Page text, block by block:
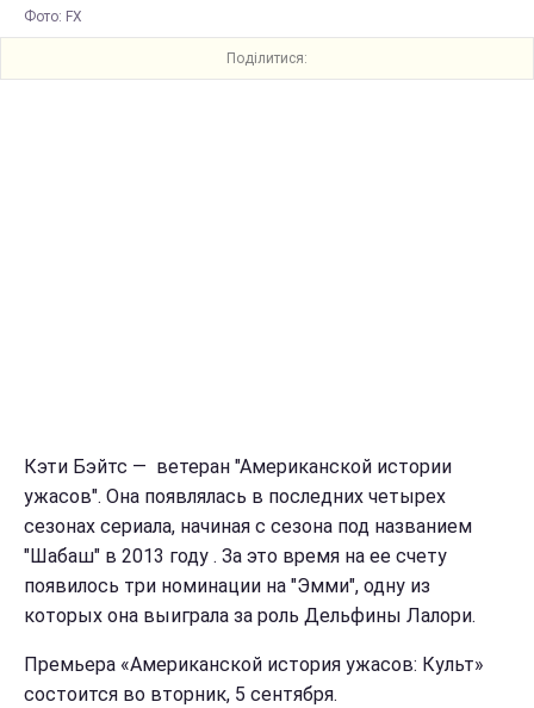
Фото: FX
Поділитися:
Кэти Бэйтс — ветеран "Американской истории
ужасов". Она появлялась в последних четырех
сезонах сериала, начиная с сезона под названием
"Шабаш" в 2013 году . За это время на ее счету
появилось три номинации на "Эмми", одну из
которых она выиграла за роль Дельфины Лалори.
Премьера «Американской история ужасов: Культ»
состоится во вторник, 5 сентября.